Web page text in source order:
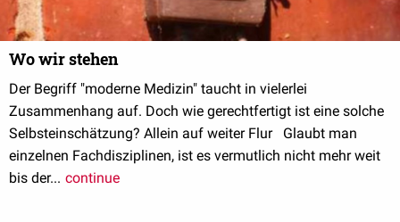
Wo wir stehen
Der Begriff "moderne Medizin" taucht in vielerlei
Zusammenhang auf. Doch wie gerechtfertigt ist eine solche
Selbsteinschätzung? Allein auf weiter Flur Glaubt man
einzelnen Fachdisziplinen, ist es vermutlich nicht mehr weit
bis der... continue